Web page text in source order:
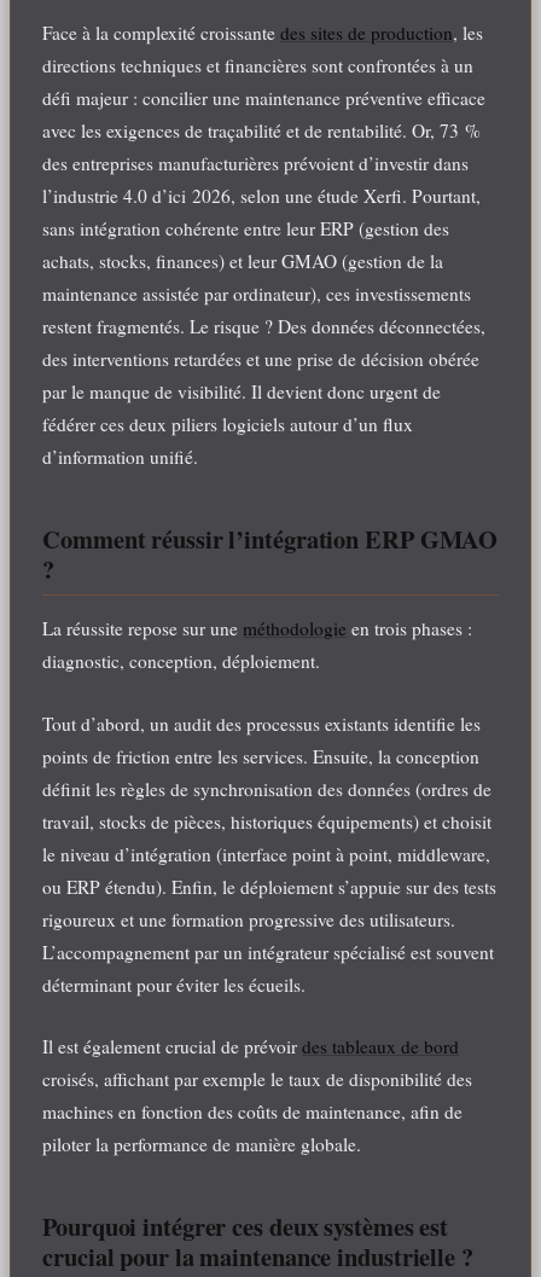
Face à la complexité croissantedes sites de production, les
directions techniques et financières sont confrontées à un
défi majeur : concilier une maintenance préventive efficace
avec les exigences de traçabilité et de rentabilité. Or, 73 %
des entreprises manufacturières prévoient d’investir dans
l’industrie 4.0 d’ici 2026, selon une étude Xerfi. Pourtant,
sans intégration cohérente entre leur ERP (gestion des
achats, stocks, finances) et leur GMAO (gestion de la
maintenance assistée par ordinateur), ces investissements
restent fragmentés. Le risque ? Des données déconnectées,
des interventions retardées et une prise de décision obérée
par le manque de visibilité. Il devient donc urgent de
fédérer ces deux piliers logiciels autour d’un flux
d’information unifié.
Comment réussir l’intégration ERP GMAO
?
La réussite repose sur une méthodologie en trois phases :
diagnostic, conception, déploiement.
Tout d’abord, un audit des processus existants identifie les
points de friction entre les services. Ensuite, la conception
définit les règles de synchronisation des données (ordres de
travail, stocks de pièces, historiques équipements) et choisit
le niveau d’intégration (interface point à point, middleware,
ou ERP étendu). Enfin, le déploiement s’appuie sur des tests
rigoureux et une formation progressive des utilisateurs.
L’accompagnement par un intégrateur spécialisé est souvent
déterminant pour éviter les écueils.
Il est également crucial de prévoirdes tableaux de bord
croisés, affichant par exemple le taux de disponibilité des
machines en fonction des coûts de maintenance, afin de
piloter la performance de manière globale.
Pourquoi intégrer ces deux systèmes est
crucial pour la maintenance industrielle ?